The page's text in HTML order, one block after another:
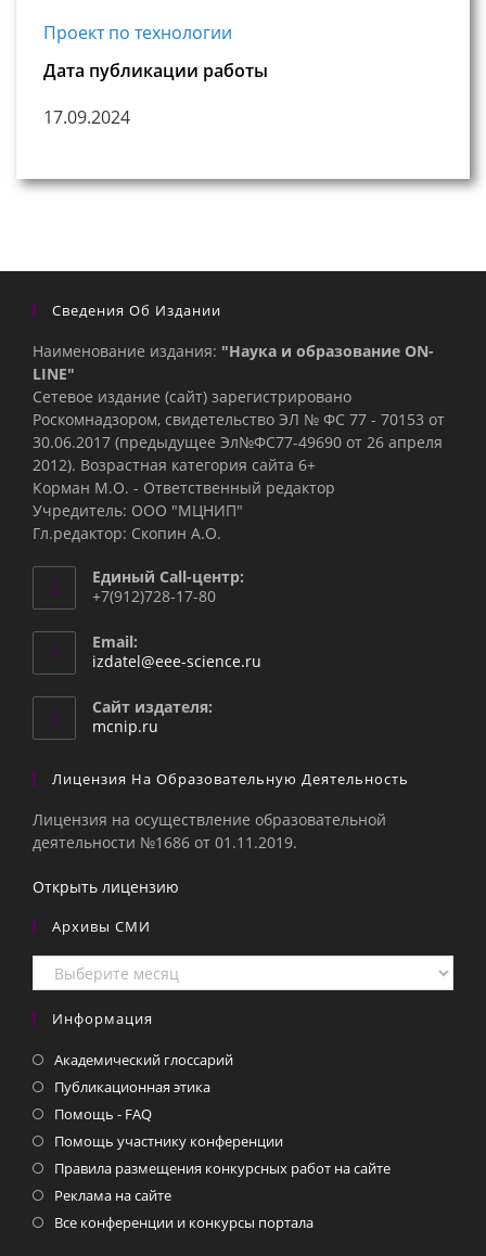
Проект по технологии
Дата публикации работы
17.09.2024
Сведения Об Издании
Наименование издания: "Наука и образование ON-
LINE"
Сетевое издание (сайт) зарегистрировано
Роскомнадзором, свидетельство ЭЛ № ФС 77 - 70153 от
30.06.2017 (предыдущее Эл№ФC77-49690 от 26 апреля
2012). Возрастная категория сайта 6+
Корман М.О. - Ответственный редактор
Учредитель: ООО "МЦНИП"
Гл.редактор: Скопин А.О.
Единый Call-центр:
+7(912)728-17-80
Email:
izdatel@eee-science.ru
Сайт издателя:
mcnip.ru
Лицензия На Образовательную Деятельность
Лицензия на осуществление образовательной
деятельности №1686 от 01.11.2019.
Открыть лицензию
Архивы СМИ
Архивы
СМИ
Информация
Академический глоссарий
Публикационная этика
Помощь - FAQ
Помощь участнику конференции
Правила размещения конкурсных работ на сайте
Реклама на сайте
Все конференции и конкурсы портала